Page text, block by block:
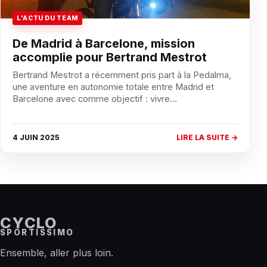
L'ACTU DU TEAM
De Madrid à Barcelone, mission
accomplie pour Bertrand Mestrot
Bertrand Mestrot a récemment pris part à la Pedalma,
une aventure en autonomie totale entre Madrid et
Barcelone avec comme objectif : vivre…
4 JUIN 2025 LIRE LA SUITE →
CYCLO
SPORTISSIMO
Ensemble, aller plus loin.